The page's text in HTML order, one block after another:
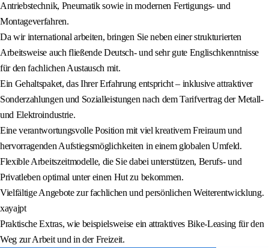
Antriebstechnik, Pneumatik sowie in modernen Fertigungs- und
Montageverfahren.
Da wir international arbeiten, bringen Sie neben einer strukturierten
Arbeitsweise auch fließende Deutsch- und sehr gute Englischkenntnisse
für den fachlichen Austausch mit.
Ein Gehaltspaket, das Ihrer Erfahrung entspricht – inklusive attraktiver
Sonderzahlungen und Sozialleistungen nach dem Tarifvertrag der Metall-
und Elektroindustrie.
Eine verantwortungsvolle Position mit viel kreativem Freiraum und
hervorragenden Aufstiegsmöglichkeiten in einem globalen Umfeld.
Flexible Arbeitszeitmodelle, die Sie dabei unterstützen, Berufs- und
Privatleben optimal unter einen Hut zu bekommen.
Vielfältige Angebote zur fachlichen und persönlichen Weiterentwicklung.
xayajpt
Praktische Extras, wie beispielsweise ein attraktives Bike-Leasing für den
Weg zur Arbeit und in der Freizeit.